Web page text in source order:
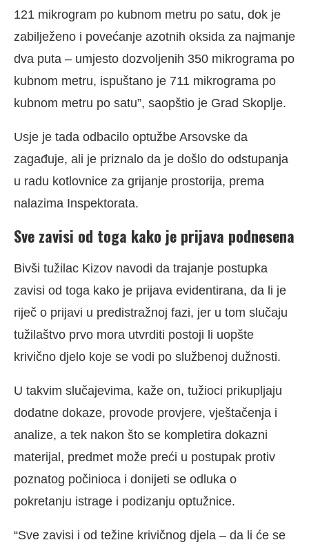
121 mikrogram po kubnom metru po satu, dok je
zabilježeno i povećanje azotnih oksida za najmanje
dva puta – umjesto dozvoljenih 350 mikrograma po
kubnom metru, ispuštano je 711 mikrograma po
kubnom metru po satu”, saopštio je Grad Skoplje.
Usje je tada odbacilo optužbe Arsovske da
zagađuje, ali je priznalo da je došlo do odstupanja
u radu kotlovnice za grijanje prostorija, prema
nalazima Inspektorata.
Sve zavisi od toga kako je prijava podnesena
Bivši tužilac Kizov navodi da trajanje postupka
zavisi od toga kako je prijava evidentirana, da li je
riječ o prijavi u predistražnoj fazi, jer u tom slučaju
tužilaštvo prvo mora utvrditi postoji li uopšte
krivično djelo koje se vodi po službenoj dužnosti.
U takvim slučajevima, kaže on, tužioci prikupljaju
dodatne dokaze, provode provjere, vještačenja i
analize, a tek nakon što se kompletira dokazni
materijal, predmet može preći u postupak protiv
poznatog počinioca i donijeti se odluka o
pokretanju istrage i podizanju optužnice.
“Sve zavisi i od težine krivičnog djela – da li će se